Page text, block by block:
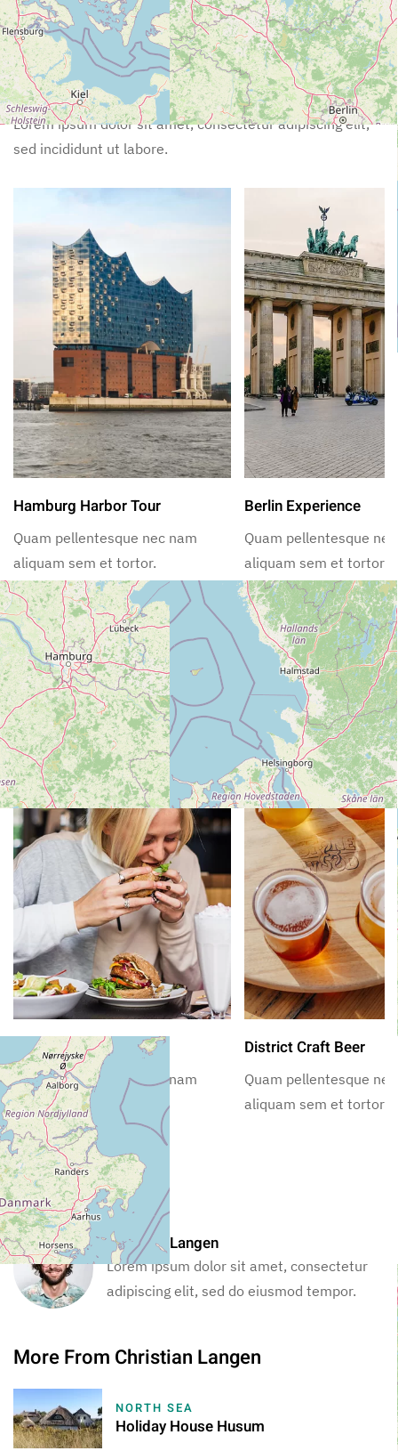
Exclusive Tips
Nearby Activities
Lorem ipsum dolor sit amet, consectetur adipiscing elit,
sed incididunt ut labore.
Hamburg Harbor Tour
Quam pellentesque nec nam
aliquam sem et tortor.
Berlin Experience
Quam pellentesque
aliquam sem et tortor.
Nearby Restaurants
Lorem ipsum dolor sit amet, consectetur adipiscing elit,
sed incididunt ut labore.
Kai’s Burger
Quam pellentesque nec nam
aliquam sem et tortor.
District Craft Beer
Quam pellentesque
aliquam sem et tortor.
Your Host
Christian Langen
Lorem ipsum dolor sit amet, consectetur
adipiscing elit, sed do eiusmod tempor.
More From Christian Langen
NORTH SEA
Holiday House Husum